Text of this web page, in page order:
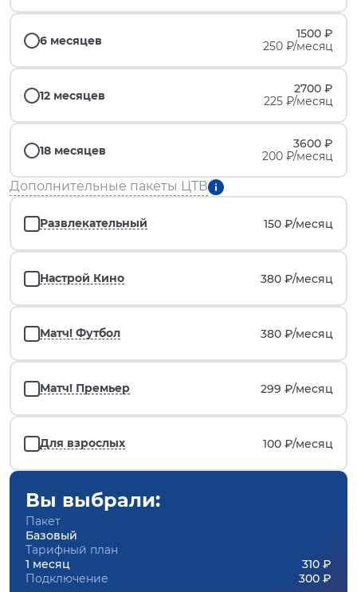
6 месяцев
1500 ₽
250 ₽/месяц
12 месяцев
2700 ₽
225 ₽/месяц
18 месяцев
3600 ₽
200 ₽/месяц
Дополнительные пакеты ЦТВ
Развлекательный 150 ₽/месяц
Настрой Кино 380 ₽/месяц
Матч! Футбол 380 ₽/месяц
Матч! Премьер 299 ₽/месяц
Для взрослых 100 ₽/месяц
Вы выбрали:
Пакет
Базовый
Тарифный план
1 месяц
310 ₽
Подключение
300 ₽